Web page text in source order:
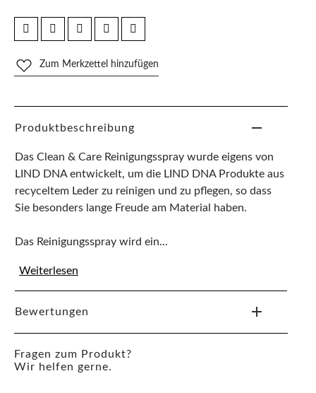
Zum Merkzettel hinzufügen
Produktbeschreibung
Das Clean & Care Reinigungsspray wurde eigens von
LIND DNA entwickelt, um die LIND DNA Produkte aus
recyceltem Leder zu reinigen und zu pflegen, so dass
Sie besonders lange Freude am Material haben.
Das Reinigungsspray wird ein...
Weiterlesen
Bewertungen
Fragen zum Produkt?
Wir helfen gerne.